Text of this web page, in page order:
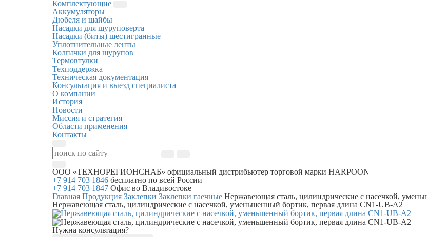
Комплектующие
Аккумуляторы
Дюбеля и шайбы
Насадки для шуруповерта
Насадки (биты) шестигранные
Уплотнительные ленты
Колпачки для шурупов
Термовтулки
Техподдержка
Техническая документация
Консультация и выезд специалиста
О компании
История
Новости
Миссия и стратегия
Области применения
Контакты
ООО «ТЕХНОРЕГИОНСНАБ» официальный дистрибьютер торговой марки HARPOON
+7 914 703 1846 бесплатно по всей России
+7 914 703 1847 Офис во Владивостоке
Главная Продукция Заклепки Заклепки гаечные Нержавеющая сталь, цилиндрические с насечкой,
Нержавеющая сталь, цилиндрические с насечкой, уменьшенный бортик, первая длина CN1-UB-A2
Нужна консультация?